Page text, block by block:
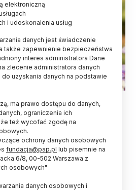
i pszczół, które są kluczowe
czy produkcji
zagrożona na całym
Zachodniej, przez
i jego chemizację oraz
PAP ekolog prof. dr hab.
elektroniczną
i udoskonalenia usług
danych jest świadczenie
także zapewnienie bezpieczeństwa
interes administratora Dane
zlecenie administratora danych
uzyskania danych na podstawie
ma prawo dostępu do danych,
ograniczenia ich
też wycofać zgodę na
ochrony danych osobowych
fundacja@pap.pl lub pisemnie na
6/8, 00-502 Warszawa z
osobowych"
danych osobowych i